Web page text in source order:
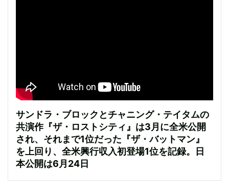
サンドラ・ブロックとチャニング・テイタムの
共演作『ザ・ロストシティ』は3月に全米公開
され、それまで1位だった『ザ・バットマン』
を上回り、全米興行収入初登場1位を記録。日
本公開は6月24日